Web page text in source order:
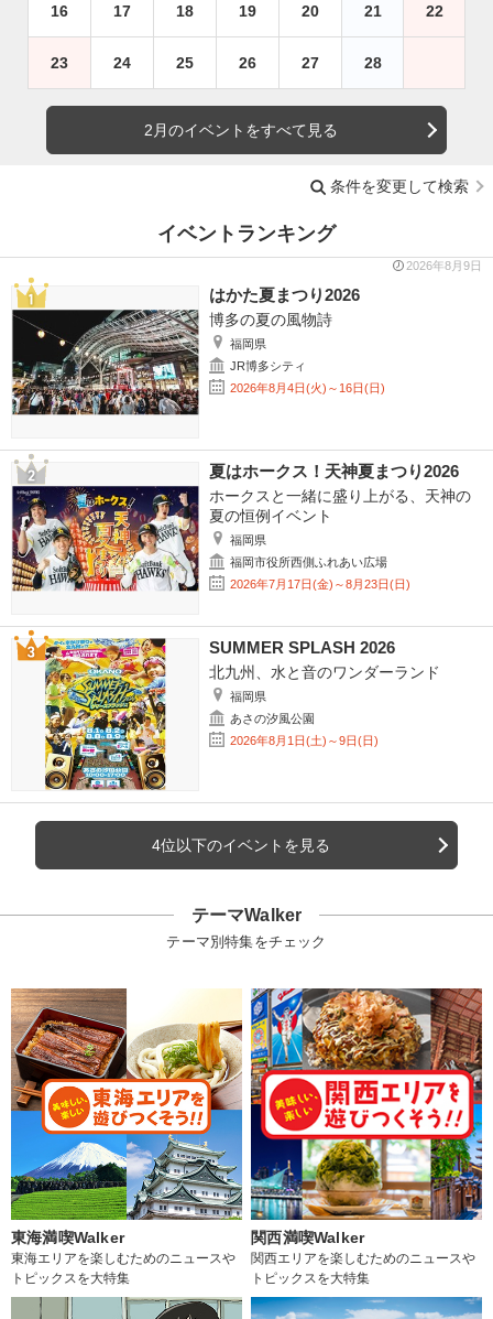
16 17 18 19 20 21 22
23 24 25 26 27 28
2月のイベントをすべて見る
条件を変更して検索
イベントランキング
2026年8月9日
はかた夏まつり2026
博多の夏の風物詩
福岡県
JR博多シティ
2026年8月4日(火)～16日(日)
夏はホークス！天神夏まつり2026
ホークスと一緒に盛り上がる、天神の
夏の恒例イベント
福岡県
福岡市役所西側ふれあい広場
2026年7月17日(金)～8月23日(日)
SUMMER SPLASH 2026
北九州、水と音のワンダーランド
福岡県
あさの汐風公園
2026年8月1日(土)～9日(日)
4位以下のイベントを見る
テーマWalker
テーマ別特集をチェック
東海満喫Walker
東海エリアを楽しむためのニュースや
トピックスを大特集
関西満喫Walker
関西エリアを楽しむためのニュースや
トピックスを大特集